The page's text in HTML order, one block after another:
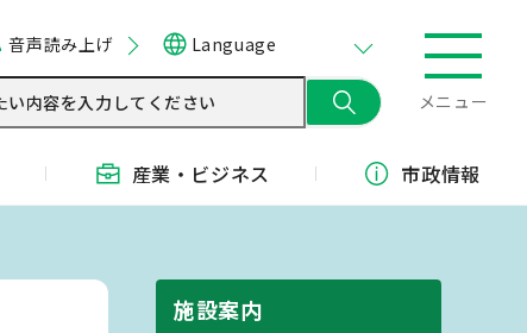
音声読み上げ Language
メニュー
産業・ ビジネス 市政情報
施設案内